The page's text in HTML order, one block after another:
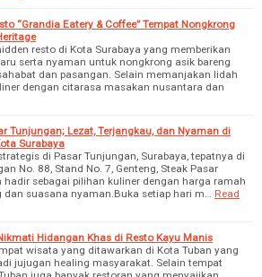
“Grandia Eatery & Coffee” Tempat Nongkrong
resto di Kota Surabaya yang memberikan
serta nyaman untuk nongkrong asik bareng
dan pasangan. Selain memanjakan lidah
dengan citarasa masakan nusantara dan
Tunjungan; Lezat, Terjangkau, dan Nyaman di
Surabaya
di Pasar Tunjungan, Surabaya, tepatnya di
No. 88, Stand No. 7, Genteng, Steak Pasar
hadir sebagai pilihan kuliner dengan harga ramah
dan suasana nyaman.Buka setiap hari m… Read
Hidangan Khas di Resto Kayu Manis
wisata yang ditawarkan di Kota Tuban yang
jujugan healing masyarakat. Selain tempat